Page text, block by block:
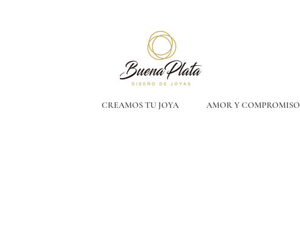
CREAMOS TU JOYA AMOR Y COMPROMISO